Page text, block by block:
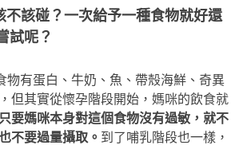
不該碰？一次給予一種食物就好還
試呢？
物有蛋白、牛奶、魚、帶殼海鮮、奇異
但其實從懷孕階段開始，媽咪的飲食就
只要媽咪本身對這個食物沒有過敏，就不
不要過量攝取。 到了哺乳階段也一樣，